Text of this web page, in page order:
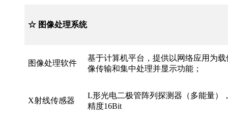
☆ 图像处理系统
图像处理软件
基于计算机平台，提供以网络应用为
像传输和集中处理并显示功能；
X射线传感器
L形光电二极管阵列探测器（多能量）
精度16Bit